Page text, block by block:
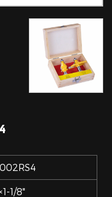
1/8"